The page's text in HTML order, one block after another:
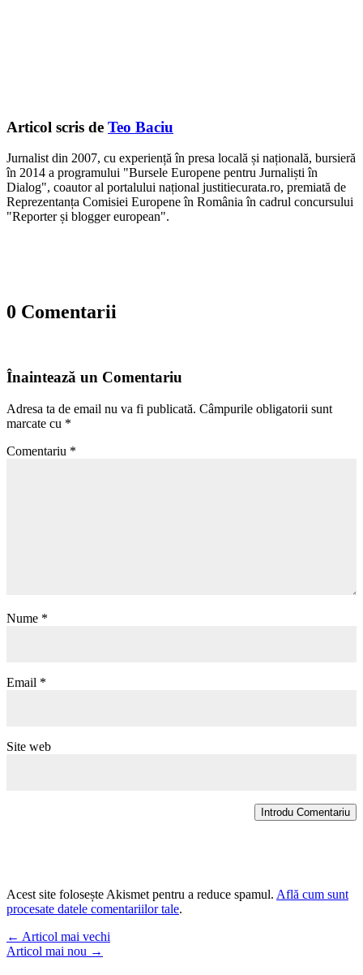
Articol scris de Teo Baciu
Jurnalist din 2007, cu experiență în presa locală și națională, bursieră
în 2014 a programului "Bursele Europene pentru Jurnaliști în
Dialog", coautor al portalului național justitiecurata.ro, premiată de
Reprezentanța Comisiei Europene în România în cadrul concursului
"Reporter și blogger european".
0 Comentarii
Înaintează un Comentariu
Adresa ta de email nu va fi publicată. Câmpurile obligatorii sunt
marcate cu *
Comentariu *
Nume *
Email *
Site web
Introdu Comentariu
Acest site folosește Akismet pentru a reduce spamul. Află cum sunt
procesate datele comentariilor tale.
← Articol mai vechi
Articol mai nou →